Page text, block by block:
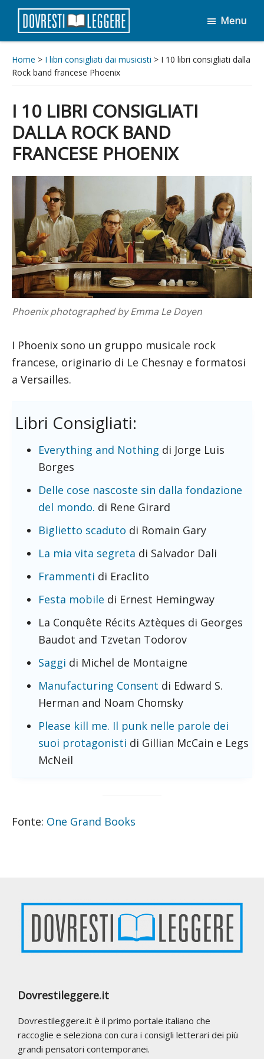
Passa
contenuto
principale
Passa
piè
pagina
Dovresti
Menu
Home > I libri consigliati dai musicisti > I 10 libri consigliati dalla
Rock band francese Phoenix
I 10 LIBRI CONSIGLIATI
DALLA ROCK BAND
FRANCESE PHOENIX
Phoenix photographed by Emma Le Doyen
I Phoenix sono un gruppo musicale rock
francese, originario di Le Chesnay e formatosi
a Versailles.
Libri Consigliati:
Everything and Nothing di Jorge Luis
Borges
Delle cose nascoste sin dalla fondazione
del mondo. di Rene Girard
Biglietto scaduto di Romain Gary
La mia vita segreta di Salvador Dali
Frammenti di Eraclito
Festa mobile di Ernest Hemingway
La Conquête Récits Aztèques di Georges
Baudot and Tzvetan Todorov
Saggi di Michel de Montaigne
Manufacturing Consent di Edward S.
Herman and Noam Chomsky
Please kill me. Il punk nelle parole dei
suoi protagonisti di Gillian McCain e Legs
McNeil
Fonte: One Grand Books
Footer
Dovrestileggere.it
Dovrestileggere.it è il primo portale italiano che
raccoglie e seleziona con cura i consigli letterari dei più
grandi pensatori contemporanei.